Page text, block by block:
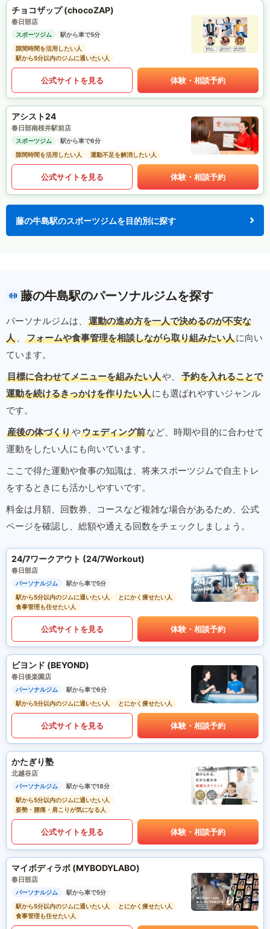
チョコザップ (chocoZAP)
春日部店
スポーツジム
駅から車で5分
隙間時間を活用したい人
駅から5分以内のジムに通いたい人
公式サイトを見る 体験・相談予約
アシスト24
春日部南桜井駅前店
スポーツジム
駅から車で6分
隙間時間を活用したい人
運動不足を解消したい人
公式サイトを見る 体験・相談予約
藤の牛島駅のスポーツジムを目的別に探す
藤の牛島駅のパーソナルジムを探す
パーソナルジムは、
運動の進め方を一人で決めるのが不安な
人 、 フォームや食事管理を相談しながら取り組みたい人に向い
ています。
目標に合わせてメニューを組みたい人や、
予約を入れることで
運動を続けるきっかけを作りたい人にも選ばれやすいジャンル
です。
産後の体づくりやウェディング前など、時期や目的に合わせて
運動をしたい人にも向いています。
ここで得た運動や食事の知識は、将来スポーツジムで自主トレ
をするときにも活かしやすいです。
料金は月額、回数券、コースなど複雑な場合があるため、公式
ページを確認し、総額や通える回数をチェックしましょう。
24/7ワークアウト (24/7Workout)
春日部店
パーソナルジム
駅から車で5分
駅から5分以内のジムに通いたい人
とにかく痩せたい人
食事管理も任せたい人
公式サイトを見る 体験・相談予約
ビヨンド (BEYOND)
春日後楽園店
パーソナルジム
駅から車で6分
駅から5分以内のジムに通いたい人
とにかく痩せたい人
公式サイトを見る 体験・相談予約
かたぎり塾
北越谷店
パーソナルジム
駅から車で18分
駅から5分以内のジムに通いたい人
姿勢・腰痛・肩こりが気になる人
公式サイトを見る 体験・相談予約
マイボディラボ (MYBODYLABO)
春日部店
パーソナルジム
駅から車で5分
駅から5分以内のジムに通いたい人
とにかく痩せたい人
食事管理も任せたい人